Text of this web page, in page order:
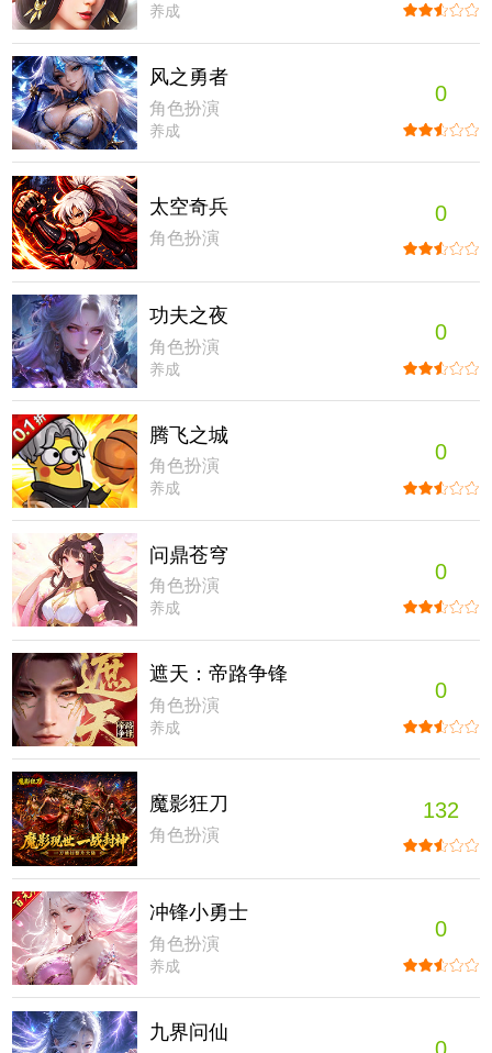
养成
风之勇者
角色扮演
养成
0
太空奇兵
角色扮演
0
功夫之夜
角色扮演
养成
0
腾飞之城
角色扮演
养成
0
问鼎苍穹
角色扮演
养成
0
遮天：帝路争锋
角色扮演
养成
0
魔影狂刀
角色扮演
132
冲锋小勇士
角色扮演
养成
0
九界问仙